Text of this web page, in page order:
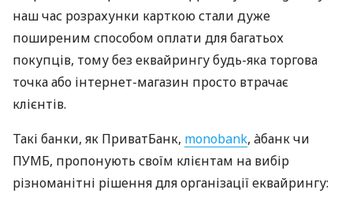
наш час розрахунки карткою стали дуже
поширеним способом оплати для багатьох
покупців, тому без еквайрингу будь-яка торгова
точка або інтернет-магазин просто втрачає
клієнтів.
Такі банки, як ПриватБанк, monobank, àбанк чи
ПУМБ, пропонують своїм клієнтам на вибір
різноманітні рішення для організації еквайрингу: